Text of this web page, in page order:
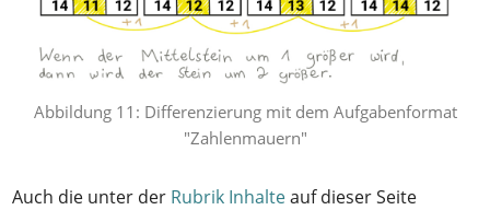
Abbildung 11: Differenzierung mit dem Aufgabenformat
"Zahlenmauern"
Auch die unter der Rubrik Inhalteauf dieser Seite